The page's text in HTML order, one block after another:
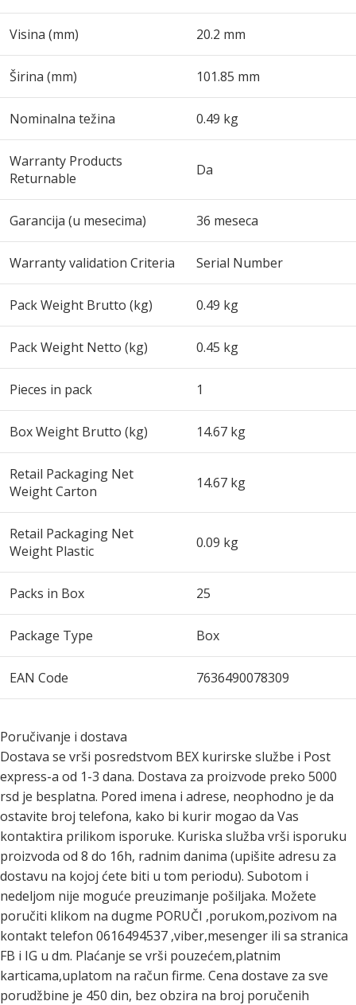
Visina (mm) 20.2 mm
Širina (mm) 101.85 mm
Nominalna težina 0.49 kg
Warranty Products
Returnable
Da
Garancija (u mesecima) 36 meseca
Warranty validation Criteria Serial Number
Pack Weight Brutto (kg) 0.49 kg
Pack Weight Netto (kg) 0.45 kg
Pieces in pack 1
Box Weight Brutto (kg) 14.67 kg
Retail Packaging Net
Weight Carton
14.67 kg
Retail Packaging Net
Weight Plastic
0.09 kg
Packs in Box 25
Package Type Box
EAN Code 7636490078309
Poručivanje i dostava
Dostava se vrši posredstvom BEX kurirske službe i Post
express-a od 1-3 dana. Dostava za proizvode preko 5000
rsd je besplatna. Pored imena i adrese, neophodno je da
ostavite broj telefona, kako bi kurir mogao da Vas
kontaktira prilikom isporuke. Kuriska služba vrši isporuku
proizvoda od 8 do 16h, radnim danima (upišite adresu za
dostavu na kojoj ćete biti u tom periodu). Subotom i
nedeljom nije moguće preuzimanje pošiljaka. Možete
poručiti klikom na dugme PORUČI ,porukom,pozivom na
kontakt telefon 0616494537 ,viber,mesenger ili sa stranica
FB i IG u dm. Plaćanje se vrši pouzećem,platnim
karticama,uplatom na račun firme. Cena dostave za sve
porudžbine je 450 din, bez obzira na broj poručenih